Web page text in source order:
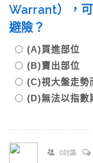
Warrant），
避險？
(A)買進部位
(B)賣出部位
(C)視大盤走勢
(D)無法以指數
0討論